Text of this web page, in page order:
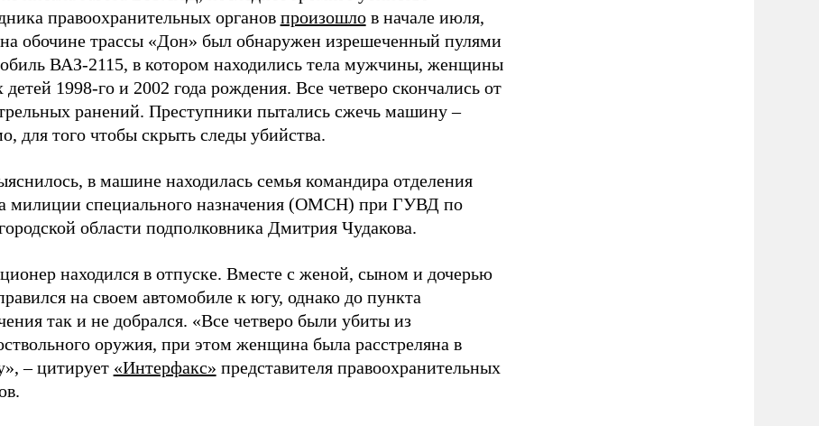
правоохранительных органов произошлов начале июля,
на обочине трассы «Дон» был обнаружен изрешеченный пулями
ВАЗ-2115, в котором находились тела мужчины, женщины
детей 1998-го и 2002 года рождения. Все четверо скончались от
ранений. Преступники пытались сжечь машину –
для того чтобы скрыть следы убийства.
в машине находилась семья командира отделения
милиции специального назначения (ОМСН) при ГУВД по
области подполковника Дмитрия Чудакова.
находился в отпуске. Вместе с женой, сыном и дочерью
на своем автомобиле к югу, однако до пункта
так и не добрался. «Все четверо были убиты из
оружия, при этом женщина была расстреляна в
– цитирует «Интерфакс» представителя правоохранительных